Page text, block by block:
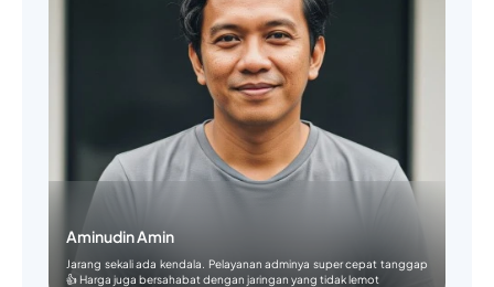
Aminudin Amin
Jarang sekali ada kendala. Pelayanan adminya super cepat tanggap
👍 Harga juga bersahabat dengan jaringan yang tidak lemot